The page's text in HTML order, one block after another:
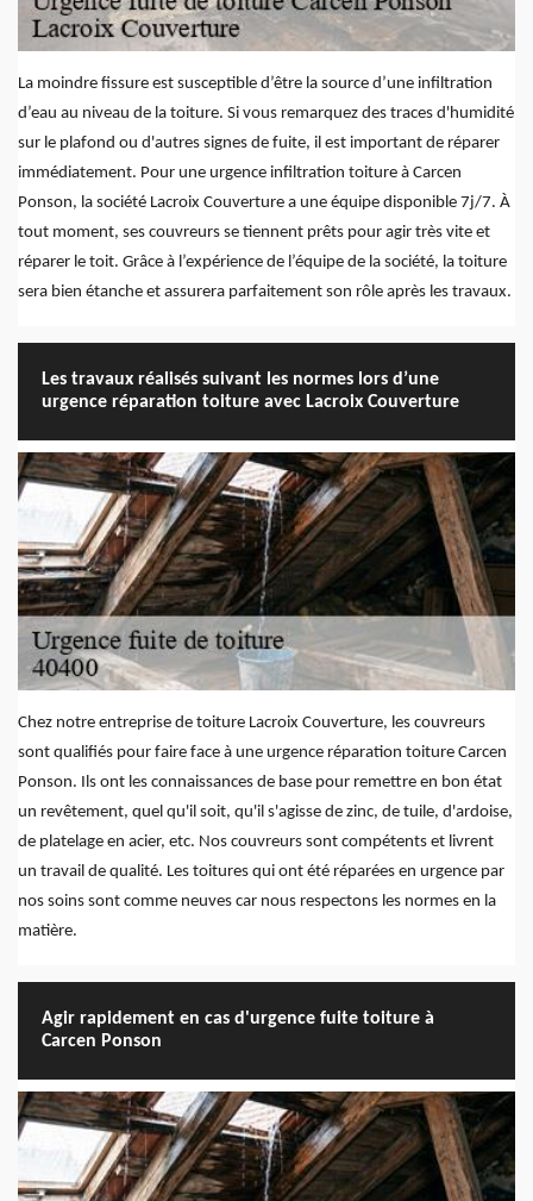
La moindre fissure est susceptible d’être la source d’une infiltration
d’eau au niveau de la toiture. Si vous remarquez des traces d'humidité
sur le plafond ou d'autres signes de fuite, il est important de réparer
immédiatement. Pour une urgence infiltration toiture à Carcen
Ponson, la société Lacroix Couverture a une équipe disponible 7j/7. À
tout moment, ses couvreurs se tiennent prêts pour agir très vite et
réparer le toit. Grâce à l’expérience de l’équipe de la société, la toiture
sera bien étanche et assurera parfaitement son rôle après les travaux.
Les travaux réalisés suivant les normes lors d’une
urgence réparation toiture avec Lacroix Couverture
Chez notre entreprise de toiture Lacroix Couverture, les couvreurs
sont qualifiés pour faire face à une urgence réparation toiture Carcen
Ponson. Ils ont les connaissances de base pour remettre en bon état
un revêtement, quel qu'il soit, qu'il s'agisse de zinc, de tuile, d'ardoise,
de platelage en acier, etc. Nos couvreurs sont compétents et livrent
un travail de qualité. Les toitures qui ont été réparées en urgence par
nos soins sont comme neuves car nous respectons les normes en la
matière.
Agir rapidement en cas d'urgence fuite toiture à
Carcen Ponson